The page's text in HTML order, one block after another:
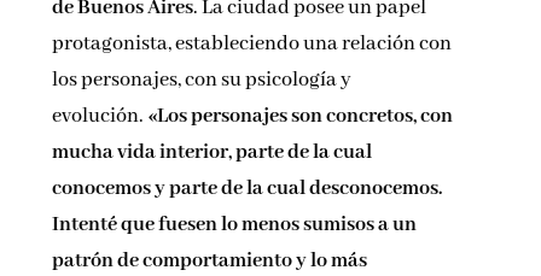
de Buenos Aires. La ciudad posee un papel
protagonista, estableciendo una relación con
los personajes, con su psicología y
evolución.«Los personajes son concretos, con
mucha vida interior, parte de la cual
conocemos y parte de la cual desconocemos.
Intenté que fuesen lo menos sumisos a un
patrón de comportamiento y lo más